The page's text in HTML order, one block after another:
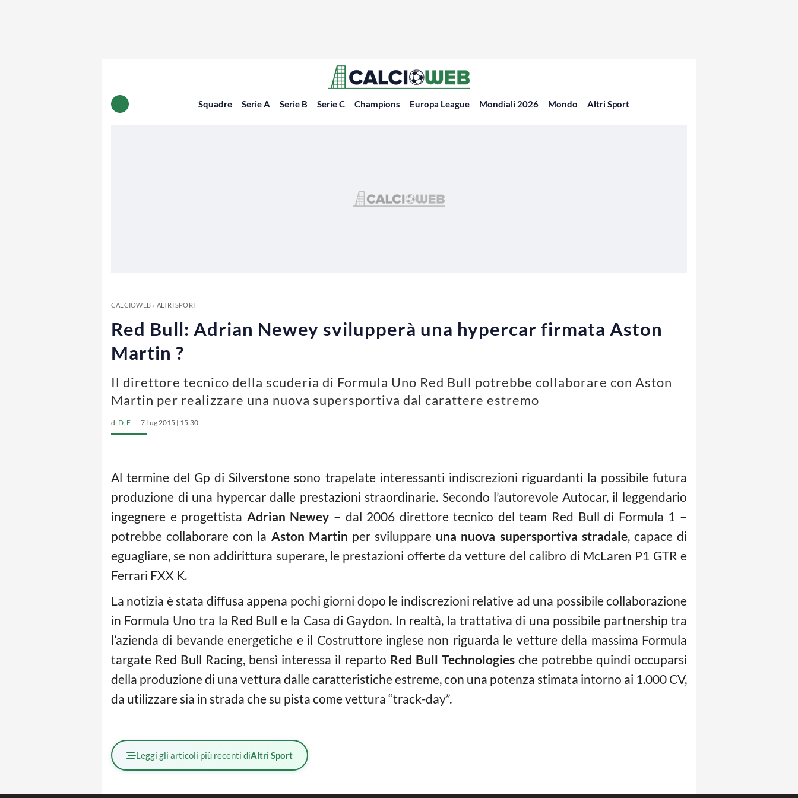
Squadre Serie A Serie B Serie C Champions Europa League Mondiali 2026 Mondo Altri Sport
CALCIOWEB» ALTRI SPORT
Red Bull: Adrian Newey svilupperà una hypercar firmata Aston
Martin ?
Il direttore tecnico della scuderia di Formula Uno Red Bull potrebbe collaborare con Aston
Martin per realizzare una nuova supersportiva dal carattere estremo
di D. F. 7 Lug 2015 | 15:30
Al termine del Gp di Silverstone sono trapelate interessanti indiscrezioni riguardanti la possibile futura
produzione di una hypercar dalle prestazioni straordinarie. Secondo l’autorevole Autocar, il leggendario
ingegnere e progettista Adrian Newey – dal 2006 direttore tecnico del team Red Bull di Formula 1 –
potrebbe collaborare con la Aston Martin per sviluppare una nuova supersportiva stradale, capace di
eguagliare, se non addirittura superare, le prestazioni offerte da vetture del calibro di McLaren P1 GTR e
Ferrari FXX K.
La notizia è stata diffusa appena pochi giorni dopo le indiscrezioni relative ad una possibile collaborazione
in Formula Uno tra la Red Bull e la Casa di Gaydon. In realtà, la trattativa di una possibile partnership tra
l’azienda di bevande energetiche e il Costruttore inglese non riguarda le vetture della massima Formula
targate Red Bull Racing, bensì interessa il reparto Red Bull Technologiesche potrebbe quindi occuparsi
della produzione di una vettura dalle caratteristiche estreme, con una potenza stimata intorno ai 1.000 CV,
da utilizzare sia in strada che su pista come vettura “track-day”.
Leggi gli articoli più recenti diAltri Sport